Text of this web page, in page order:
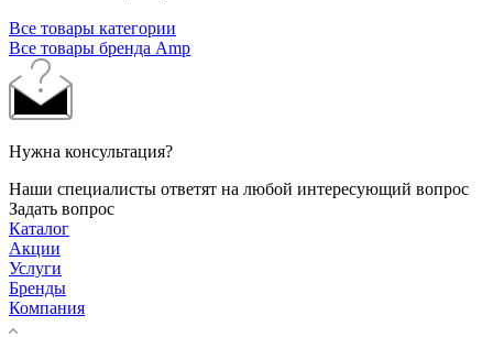
Все товары категории
Все товары бренда Amp
Нужна консультация?
Наши специалисты ответят на любой интересующий вопрос
Задать вопрос
Каталог
Акции
Услуги
Бренды
Компания